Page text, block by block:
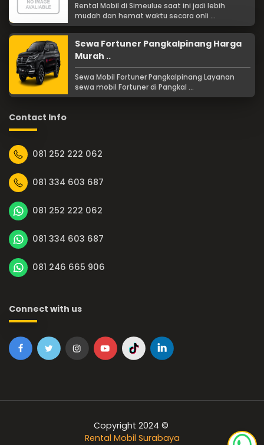
Rental Mobil di Simeulue saat ini jadi lebih
mudah dan hemat waktu secara onli ...
Sewa Fortuner Pangkalpinang Harga
Murah ..
Sewa Mobil Fortuner Pangkalpinang Layanan
sewa mobil Fortuner di Pangkal ...
Contact Info
081 252 222 062
081 334 603 687
081 252 222 062
081 334 603 687
081 246 665 906
Connect with us
Copyright 2024 ©
Rental Mobil Surabaya